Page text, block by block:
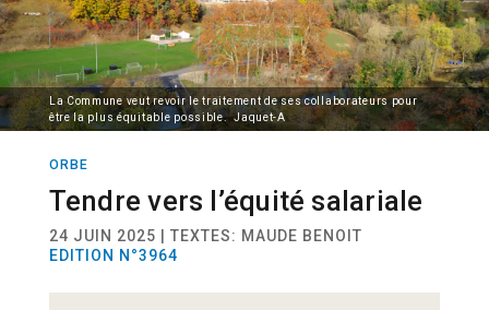
La Commune veut revoir le traitement de ses collaborateurs pour
être la plus équitable possible. Jaquet-A
ORBE
Tendre vers l’équité salariale
24 JUIN 2025 | TEXTES: MAUDE BENOIT
EDITION N°3964